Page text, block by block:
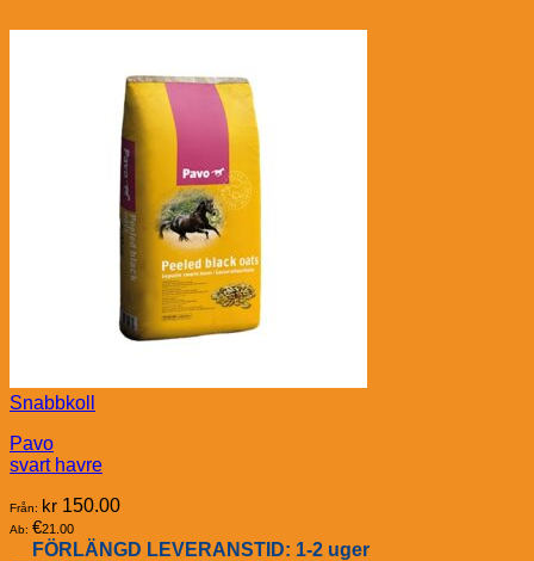
Snabbkoll
Pavo
svart havre
Från: kr 150.00
Ab: €21.00
FÖRLÄNGD LEVERANSTID: 1-2 uger